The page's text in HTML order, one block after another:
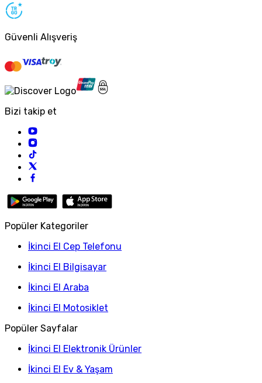
Güvenli Alışveriş
Bizi takip et
Popüler Kategoriler
İkinci El Cep Telefonu
İkinci El Bilgisayar
İkinci El Araba
İkinci El Motosiklet
Popüler Sayfalar
İkinci El Elektronik Ürünler
İkinci El Ev & Yaşam